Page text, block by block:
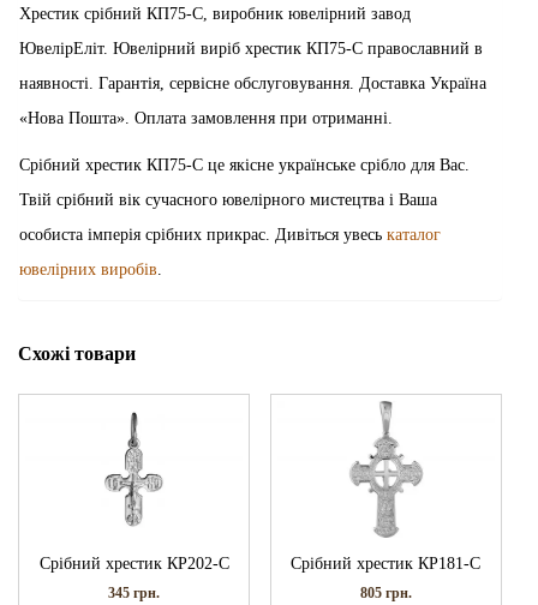
Хрестик срібний КП75-С, виробник ювелірний завод
ЮвелірЕліт. Ювелірний виріб хрестик КП75-С православний в
наявності. Гарантія, сервісне обслуговування. Доставка Україна
«Нова Пошта». Оплата замовлення при отриманні.
Срібний хрестик КП75-С це якісне українське срібло для Вас.
Твій срібний вік сучасного ювелірного мистецтва і Ваша
особиста імперія срібних прикрас. Дивіться увесь каталог
ювелірних виробів
Схожі товари
Срібний хрестик КР202-С
345грн.
Срібний хрестик КР181-С
805 грн.